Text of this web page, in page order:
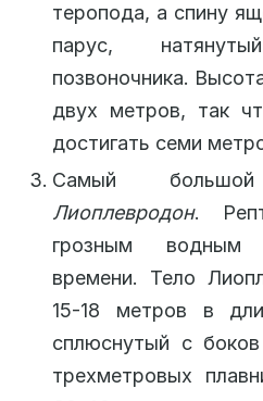
теропода, а спину
парус,
позвоночника.
двух метров, так
достигать семи
Самый
Лиоплевродон.
грозным водным
времени. Тело
15-18 метров в
сплюснутый с
трехметровых